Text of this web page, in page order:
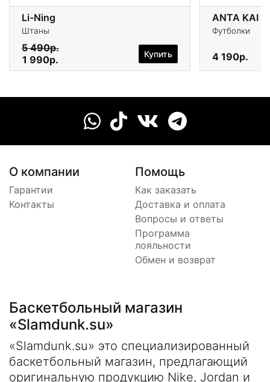
Li-Ning
Штаны
5 490р.
1 990р.
Купить
ANTA KAI
Футболки
4 190р.
О компании
Гарантии
Контакты
Помощь
Как заказать
Доставка и оплата
Вопросы и ответы
Программа
лояльности
Обмен и возврат
Баскетбольный магазин
«Slamdunk.su»
«Slamdunk.su» это специализированный
баскетбольный магазин, предлагающий
оригинальную продукцию Nike, Jordan и